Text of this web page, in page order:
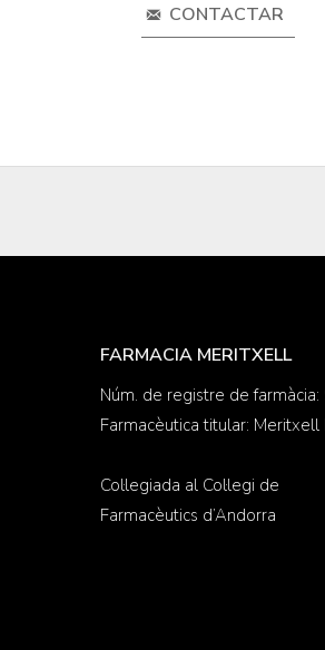
CONTACTAR
FARMACIA MERITXELL
Núm. de registre de
Farmacèutica titular:
Col·legiada al Col·legi de
Farmacèutics d’Andorra